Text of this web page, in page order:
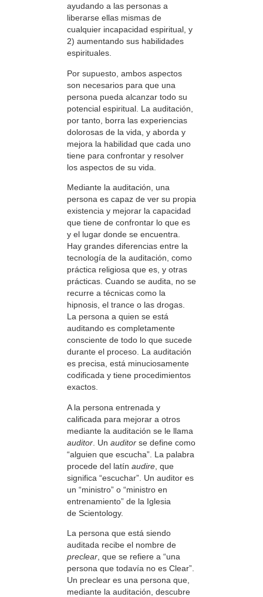
ayudando a las personas a
liberarse ellas mismas de
cualquier incapacidad espiritual, y
2) aumentando sus habilidades
espirituales.
Por supuesto, ambos aspectos
son necesarios para que una
persona pueda alcanzar todo su
potencial espiritual. La auditación,
por tanto, borra las experiencias
dolorosas de la vida, y aborda y
mejora la habilidad que cada uno
tiene para confrontar y resolver
los aspectos de su vida.
Mediante la auditación, una
persona es capaz de ver su propia
existencia y mejorar la capacidad
que tiene de confrontar lo que es
y el lugar donde se encuentra.
Hay grandes diferencias entre la
tecnología de la auditación, como
práctica religiosa que es, y otras
prácticas. Cuando se audita, no se
recurre a técnicas como la
hipnosis, el trance o las drogas.
La persona a quien se está
auditando es completamente
consciente de todo lo que sucede
durante el proceso. La auditación
es precisa, está minuciosamente
codificada y tiene procedimientos
exactos.
A la persona entrenada y
calificada para mejorar a otros
mediante la auditación se le llama
auditor . Un auditor se define como
“alguien que escucha”. La palabra
procede del latín audire , que
significa “escuchar”. Un auditor es
un “ministro” o “ministro en
entrenamiento” de la Iglesia
de Scientology.
La persona que está siendo
auditada recibe el nombre de
preclear , que se refiere a “una
persona que todavía no es Clear”.
Un preclear es una persona que,
mediante la auditación, descubre